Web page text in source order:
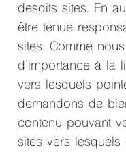
desdits sites. En
être tenue
sites. Comme
d’importance à la
vers lesquels
demandons de
contenu pouvant
sites vers